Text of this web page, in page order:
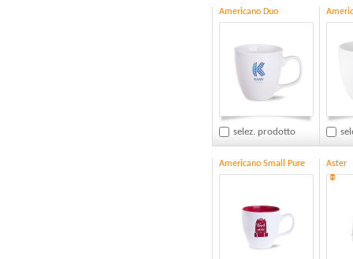
Americano Duo
selez. prodotto
Americano Small Pure Aster
®